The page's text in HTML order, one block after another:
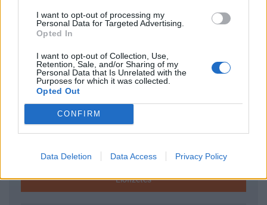
I want to opt-out of processing my
Personal Data for Targeted Advertising.
Opted In
I want to opt-out of Collection, Use,
Retention, Sale, and/or Sharing of my
Personal Data that Is Unrelated with the
Purposes for which it was collected.
Opted Out
CONFIRM
Data Deletion Data Access Privacy Policy
KEDVES OLVASÓNK!
A keresett cikk a portfolio.hu hírarchívumához
tartozik, melynek olvasása előfizetéses
regisztrációhoz kötött.
Az előfizetés a következőket tartalmazza:
Portfolio.hu teljes cikkarchívum
Kötéslisták: BÉT elmúlt 2 év napon belüli
Előfizetés